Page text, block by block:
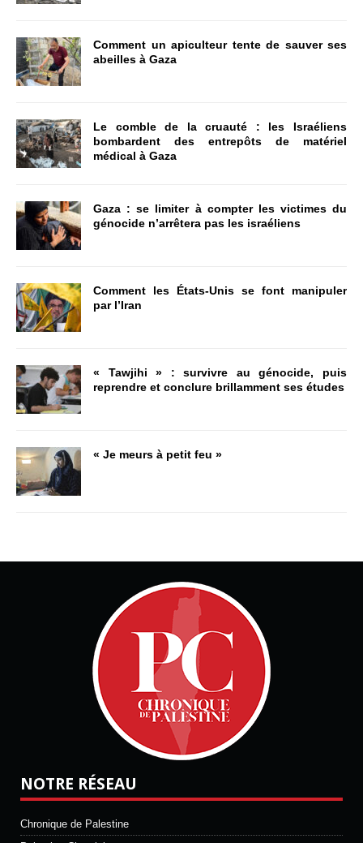
Comment un apiculteur tente de sauver ses
abeilles à Gaza
Le comble de la cruauté : les Israéliens
bombardent des entrepôts de matériel
médical à Gaza
Gaza : se limiter à compter les victimes du
génocide n’arrêtera pas les israéliens
Comment les États-Unis se font manipuler
par l’Iran
« Tawjihi » : survivre au génocide, puis
reprendre et conclure brillamment ses études
« Je meurs à petit feu »
NOTRE RÉSEAU
Chronique de Palestine